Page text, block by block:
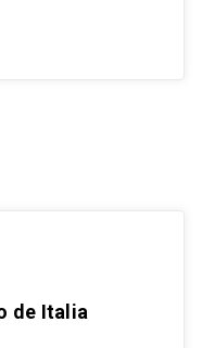
de Italia